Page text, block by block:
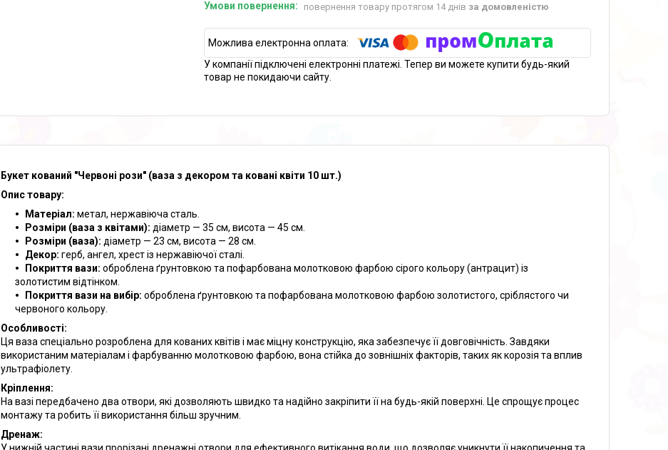
повернення товару протягом 14 днів за домовленістю
У компанії підключені електронні платежі. Тепер ви можете купити будь-який
товар не покидаючи сайту.
Букет кований "Червоні рози" (ваза з декором та ковані квіти 10 шт.)
Опис товару:
Матеріал: метал, нержавіюча сталь.
Розміри (ваза з квітами): діаметр — 35 см, висота — 45 см.
Розміри (ваза): діаметр — 23 см, висота — 28 см.
Декор: герб, ангел, хрест із нержавіючої сталі.
Покриття вази: оброблена ґрунтовкою та пофарбована молотковою фарбою сірого кольору (антрацит) із
золотистим відтінком.
Покриття вази на вибір: оброблена ґрунтовкою та пофарбована молотковою фарбою золотистого, сріблястого чи
червоного кольору.
Особливості:
Ця ваза спеціально розроблена для кованих квітів і має міцну конструкцію, яка забезпечує її довговічність. Завдяки
використаним матеріалам і фарбуванню молотковою фарбою, вона стійка до зовнішніх факторів, таких як корозія та вплив
ультрафіолету.
Кріплення:
На вазі передбачено два отвори, які дозволяють швидко та надійно закріпити її на будь-якій поверхні. Це спрощує процес
монтажу та робить її використання більш зручним.
Дренаж:
У нижній частині вази прорізані дренажні отвори для ефективного витікання води, що дозволяє уникнути її накопичення та